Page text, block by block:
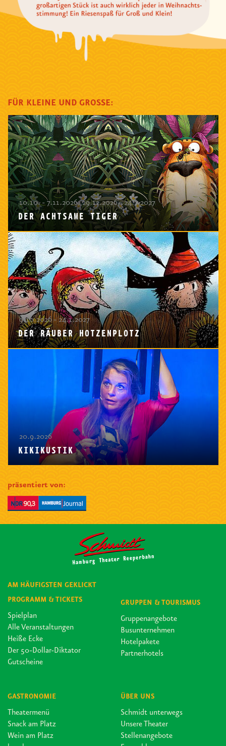
FÜR KLEINE UND GROSSE:
10.10. - 7.11.2026, 29.12.2026 - 24.1.2027
DER ACHTSAME TIGER
9.10.2026 - 24.1.2027
DER RÄUBER HOTZENPLOTZ
20.9.2026
KIKIKUSTIK
präsentiert von:
AM HÄUFIGSTEN GEKLICKT
PROGRAMM & TICKETS
Spielplan
Alle Veranstaltungen
Heiße Ecke
Der 50-Dollar-Diktator
Gutscheine
GRUPPEN & TOURISMUS
Gruppenangebote
Busunternehmen
Hotelpakete
Partnerhotels
GASTRONOMIE
Theatermenü
Snack am Platz
Wein am Platz
ÜBER UNS
Schmidt unterwegs
Unsere Theater
Stellenangebote